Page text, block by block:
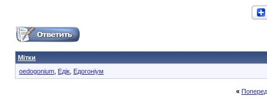
Мітки
oedogonium Едік Едогоніум
«